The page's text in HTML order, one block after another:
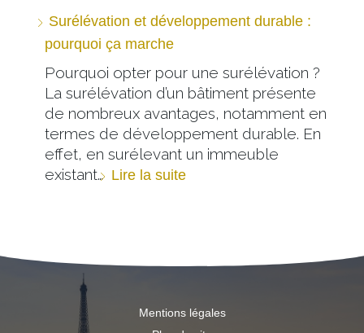
Surélévation et développement durable :
pourquoi ça marche
Pourquoi opter pour une surélévation ?
La surélévation d’un bâtiment présente
de nombreux avantages, notamment en
termes de développement durable. En
effet, en surélevant un immeuble
existant… Lire la suite
Mentions légales